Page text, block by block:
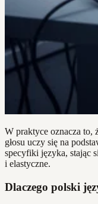
W praktyce oznacza to,
głosu uczy się na
specyfiki języka, stając
i elastyczne.
Dlaczego polski